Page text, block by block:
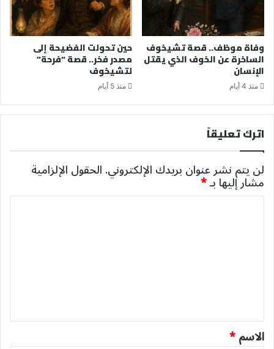
وفاة موظف.. قصة تشيخوف
الساخرة عن الخوف الذي يقتل
الإنسان
منذ 4 أيام
حين تحولت الفضيحة إلى
مصدر فخر.. قصة “فرحة”
لتشيخوف
منذ 5 أيام
اترك تعليقاً
لن يتم نشر عنوان بريدك الإلكتروني.الحقول الإلزامية
مشار إليها بـ*
ق
*
الاسم*